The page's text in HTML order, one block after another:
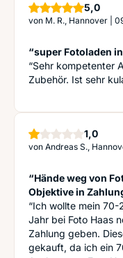
5,0
von M. R., Hannover
“super Fotoladen
“Sehr kompetenter
Zubehör. Ist sehr
1,0Stern
von Andreas S.,
“Hände weg von
Objektive in
“Ich wollte mein
Jahr bei Foto Haas
Zahlung geben.
gekauft, da ich ein